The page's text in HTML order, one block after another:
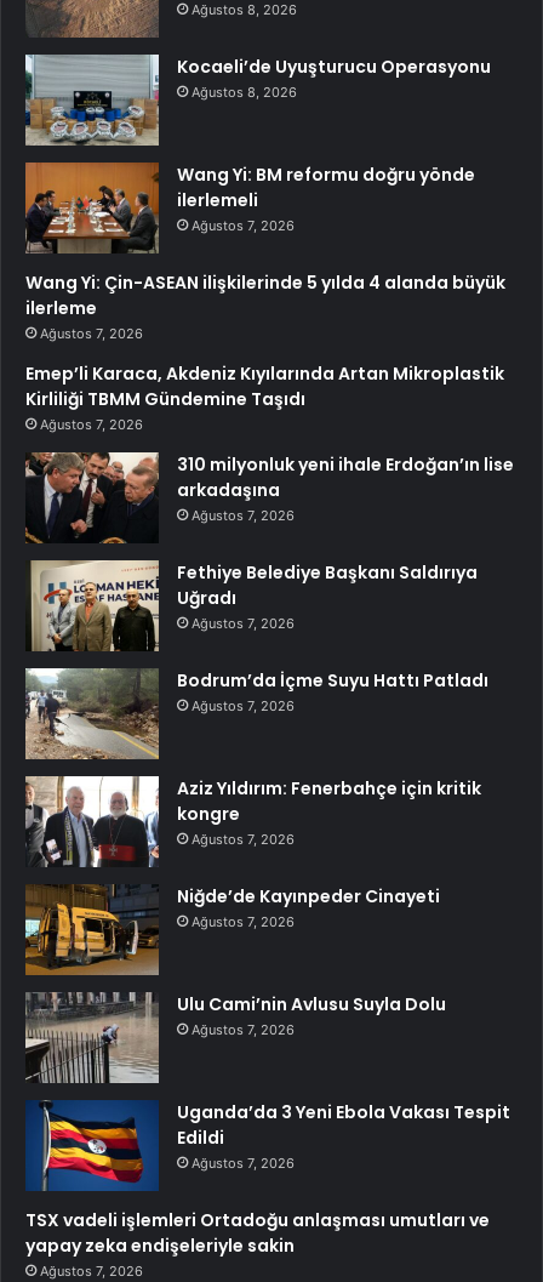
Ağustos 8, 2026
Kocaeli’de Uyuşturucu Operasyonu
Ağustos 8, 2026
Wang Yi: BM reformu doğru yönde
ilerlemeli
Ağustos 7, 2026
Wang Yi: Çin-ASEAN ilişkilerinde 5 yılda 4 alanda büyük
ilerleme
Ağustos 7, 2026
Emep’li Karaca, Akdeniz Kıyılarında Artan Mikroplastik
Kirliliği TBMM Gündemine Taşıdı
Ağustos 7, 2026
310 milyonluk yeni ihale Erdoğan’ın lise
arkadaşına
Ağustos 7, 2026
Fethiye Belediye Başkanı Saldırıya
Uğradı
Ağustos 7, 2026
Bodrum’da İçme Suyu Hattı Patladı
Ağustos 7, 2026
Aziz Yıldırım: Fenerbahçe için kritik
kongre
Ağustos 7, 2026
Niğde’de Kayınpeder Cinayeti
Ağustos 7, 2026
Ulu Cami’nin Avlusu Suyla Dolu
Ağustos 7, 2026
Uganda’da 3 Yeni Ebola Vakası Tespit
Edildi
Ağustos 7, 2026
TSX vadeli işlemleri Ortadoğu anlaşması umutları ve
yapay zeka endişeleriyle sakin
Ağustos 7, 2026